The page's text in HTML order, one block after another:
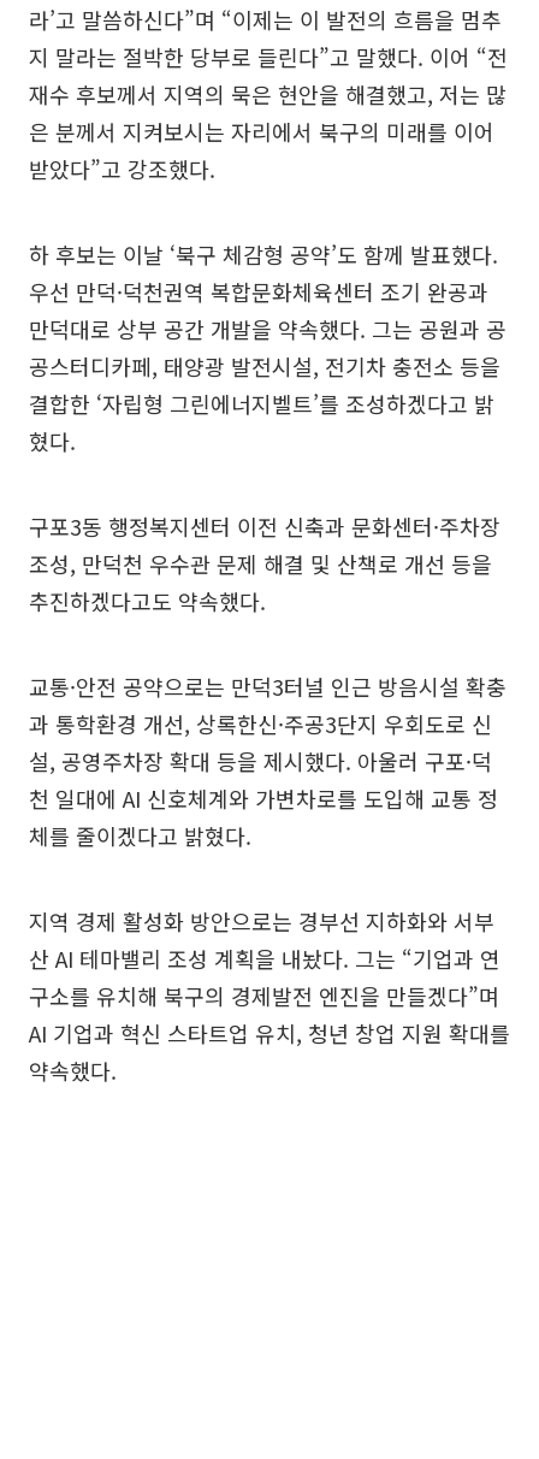
라’고 말씀하신다”며 “이제는 이 발전의 흐름을 멈추
지 말라는 절박한 당부로 들린다”고 말했다. 이어 “전
재수 후보께서 지역의 묵은 현안을 해결했고, 저는 많
은 분께서 지켜보시는 자리에서 북구의 미래를 이어
받았다”고 강조했다.
하 후보는 이날 ‘북구 체감형 공약’도 함께 발표했다.
우선 만덕·덕천권역 복합문화체육센터 조기 완공과
만덕대로 상부 공간 개발을 약속했다. 그는 공원과 공
공스터디카페, 태양광 발전시설, 전기차 충전소 등을
결합한 ‘자립형 그린에너지벨트’를 조성하겠다고 밝
혔다.
구포3동 행정복지센터 이전 신축과 문화센터·주차장
조성, 만덕천 우수관 문제 해결 및 산책로 개선 등을
추진하겠다고도 약속했다.
교통·안전 공약으로는 만덕3터널 인근 방음시설 확충
과 통학환경 개선, 상록한신·주공3단지 우회도로 신
설, 공영주차장 확대 등을 제시했다. 아울러 구포·덕
천 일대에 AI 신호체계와 가변차로를 도입해 교통 정
체를 줄이겠다고 밝혔다.
지역 경제 활성화 방안으로는 경부선 지하화와 서부
산 AI 테마밸리 조성 계획을 내놨다. 그는 “기업과 연
구소를 유치해 북구의 경제발전 엔진을 만들겠다”며
AI 기업과 혁신 스타트업 유치, 청년 창업 지원 확대를
약속했다.